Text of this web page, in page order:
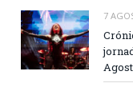
7